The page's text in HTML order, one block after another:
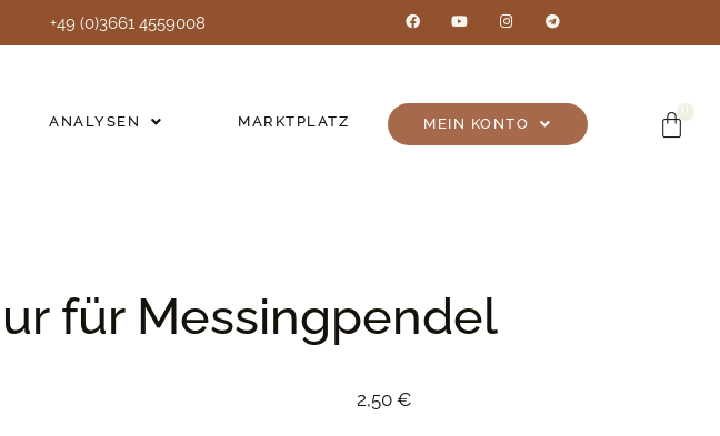
+49 (0)3661 4559008
ANALYSEN MARKTPLATZ MEIN KONTO
für Messingpendel
2,50€